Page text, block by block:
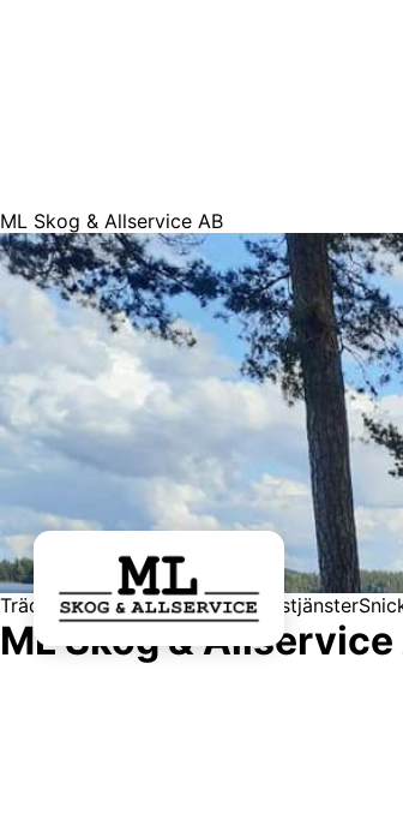
ML Skog & Allservice AB
Trädfällning / ArboristTrädgårdstjänster
ML Skog & Allservice